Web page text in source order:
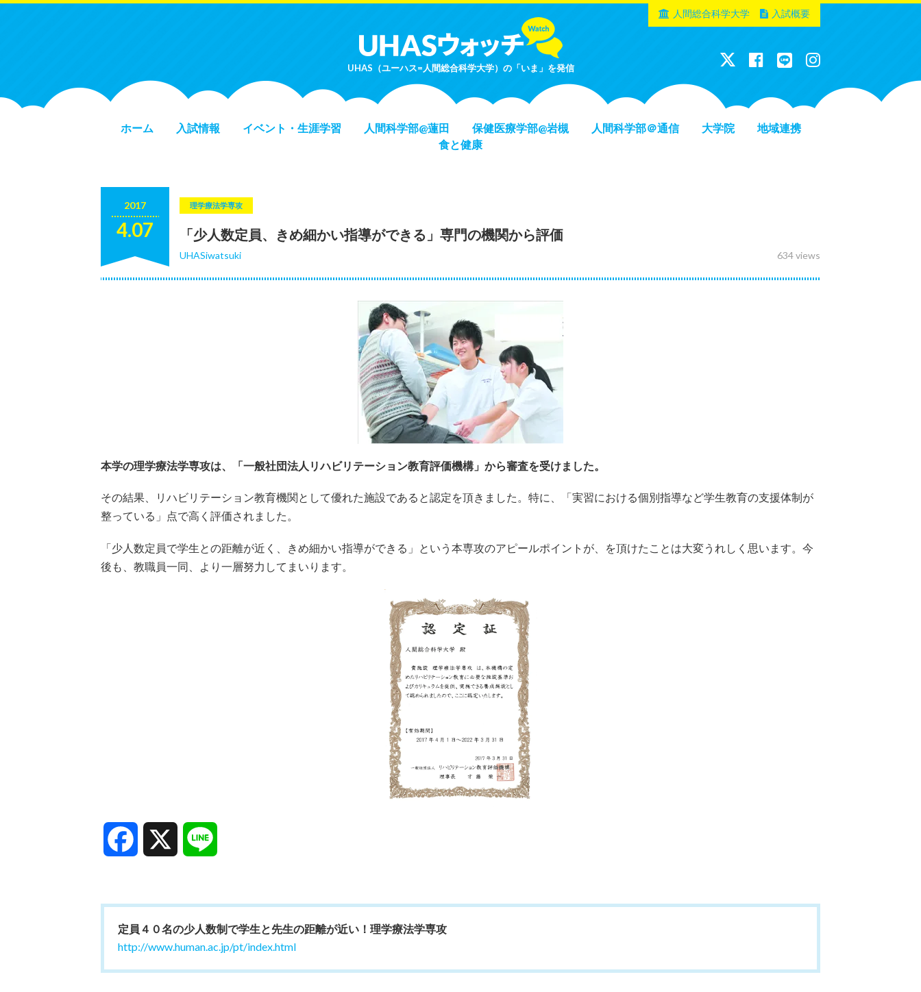
UHAS（ユーハス=人間総合科学大学）の「いま」を発信
ホーム 入試情報 イベント・生涯学習 人間科学部@蓮田 保健医療学部@岩槻 人間科学部＠通信 大学院
地域連携
食と健康
人間総合科学大学 入試概要
2017
4.07
理学療法学専攻
「少人数定員、きめ細かい指導ができる」専門の機関から評価
634 views
UHASiwatsuki
本学の理学療法学専攻は、「一般社団法人リハビリテーション教育評価機構」から審査を受けました。
その結果、リハビリテーション教育機関として優れた施設であると認定を頂きました。特に、「実習における個別指導など学生教育の支援体制が
整っている」点で高く評価されました。
「少人数定員で学生との距離が近く、きめ細かい指導ができる」という本専攻のアピールポイントが、を頂けたことは大変うれしく思います。今
後も、教職員一同、より一層努力してまいります。
Facebook
定員４０名の少人数制で学生と先生の距離が近い！理学療法学専攻
http://www.human.ac.jp/pt/index.html